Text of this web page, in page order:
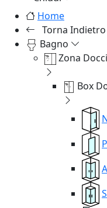
Home
Torna Indietro
Bagno
Zona
Box